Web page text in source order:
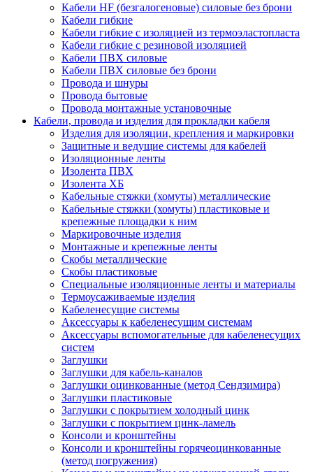
Кабели HF (безгалогеновые) силовые без брони
Кабели гибкие
Кабели гибкие с изоляцией из термоэластопласта
Кабели гибкие с резиновой изоляцией
Кабели ПВХ силовые
Кабели ПВХ силовые без брони
Провода и шнуры
Провода бытовые
Провода монтажные установочные
Кабели, провода и изделия для прокладки кабеля
Изделия для изоляции, крепления и маркировки
Защитные и ведущие системы для кабелей
Изоляционные ленты
Изолента ПВХ
Изолента ХБ
Кабельные стяжки (хомуты) металлические
Кабельные стяжки (хомуты) пластиковые и
крепежные площадки к ним
Маркировочные изделия
Монтажные и крепежные ленты
Скобы металлические
Скобы пластиковые
Специальные изоляционные ленты и материалы
Термоусаживаемые изделия
Кабеленесущие системы
Аксессуары к кабеленесущим системам
Аксессуары вспомогательные для кабеленесущих
систем
Заглушки
Заглушки для кабель-каналов
Заглушки оцинкованные (метод Сендзимира)
Заглушки пластиковые
Заглушки с покрытием холодный цинк
Заглушки с покрытием цинк-ламель
Консоли и кронштейны
Консоли и кронштейны горячеоцинкованные
(метод погружения)